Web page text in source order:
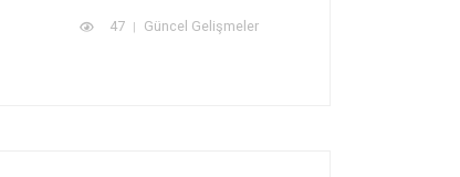
47 Güncel Gelişmeler